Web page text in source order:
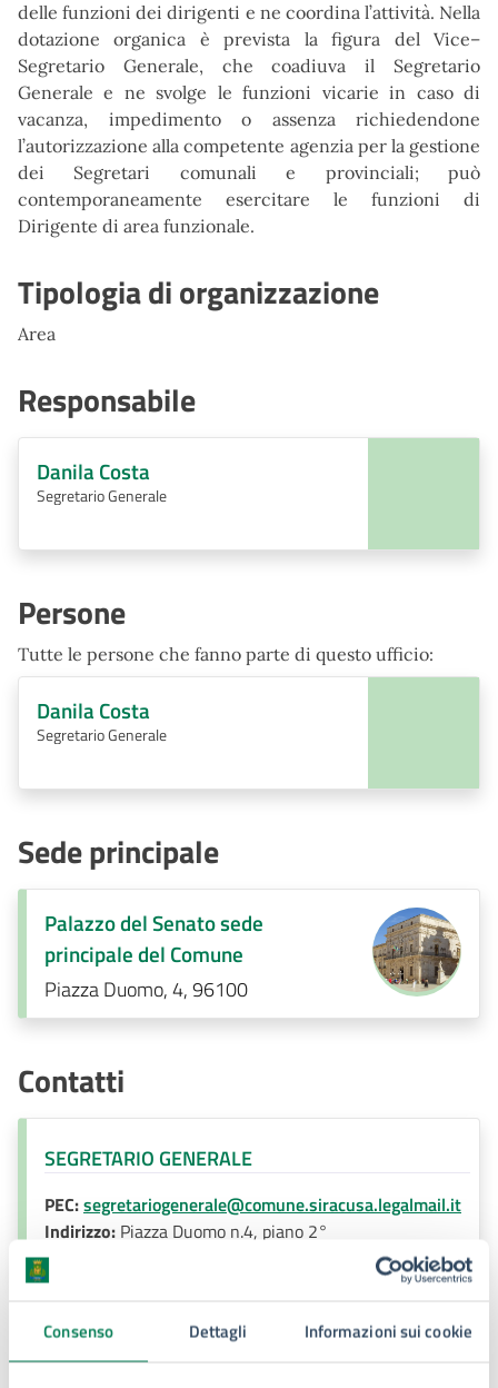
Consenso Dettagli Informazioni sui cookie
delle funzioni dei dirigenti e ne coordina l’attività. Nella
dotazione organica è prevista la figura del Vice–
Segretario Generale, che coadiuva il Segretario
Generale e ne svolge le funzioni vicarie in caso di
vacanza, impedimento o assenza richiedendone
l’autorizzazione alla competente agenzia per la gestione
dei Segretari comunali e provinciali; può
contemporaneamente esercitare le funzioni di
Dirigente di area funzionale.
Tipologia di organizzazione
Area
Responsabile
Danila Costa
Segretario Generale
Persone
Tutte le persone che fanno parte di questo ufficio:
Danila Costa
Segretario Generale
Sede principale
Palazzo del Senato sede
principale del Comune
Piazza Duomo, 4, 96100
Contatti
SEGRETARIO GENERALE
PEC:segretariogenerale@comune.siracusa.legalmail.it
Indirizzo: Piazza Duomo n.4, piano 2°